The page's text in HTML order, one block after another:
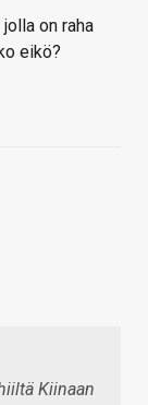
on raha
eikö?
Kiinaan